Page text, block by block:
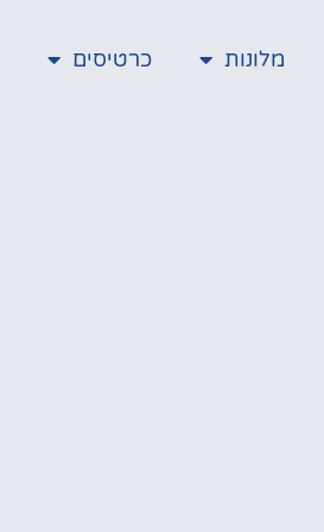
מלונות כרטיסים